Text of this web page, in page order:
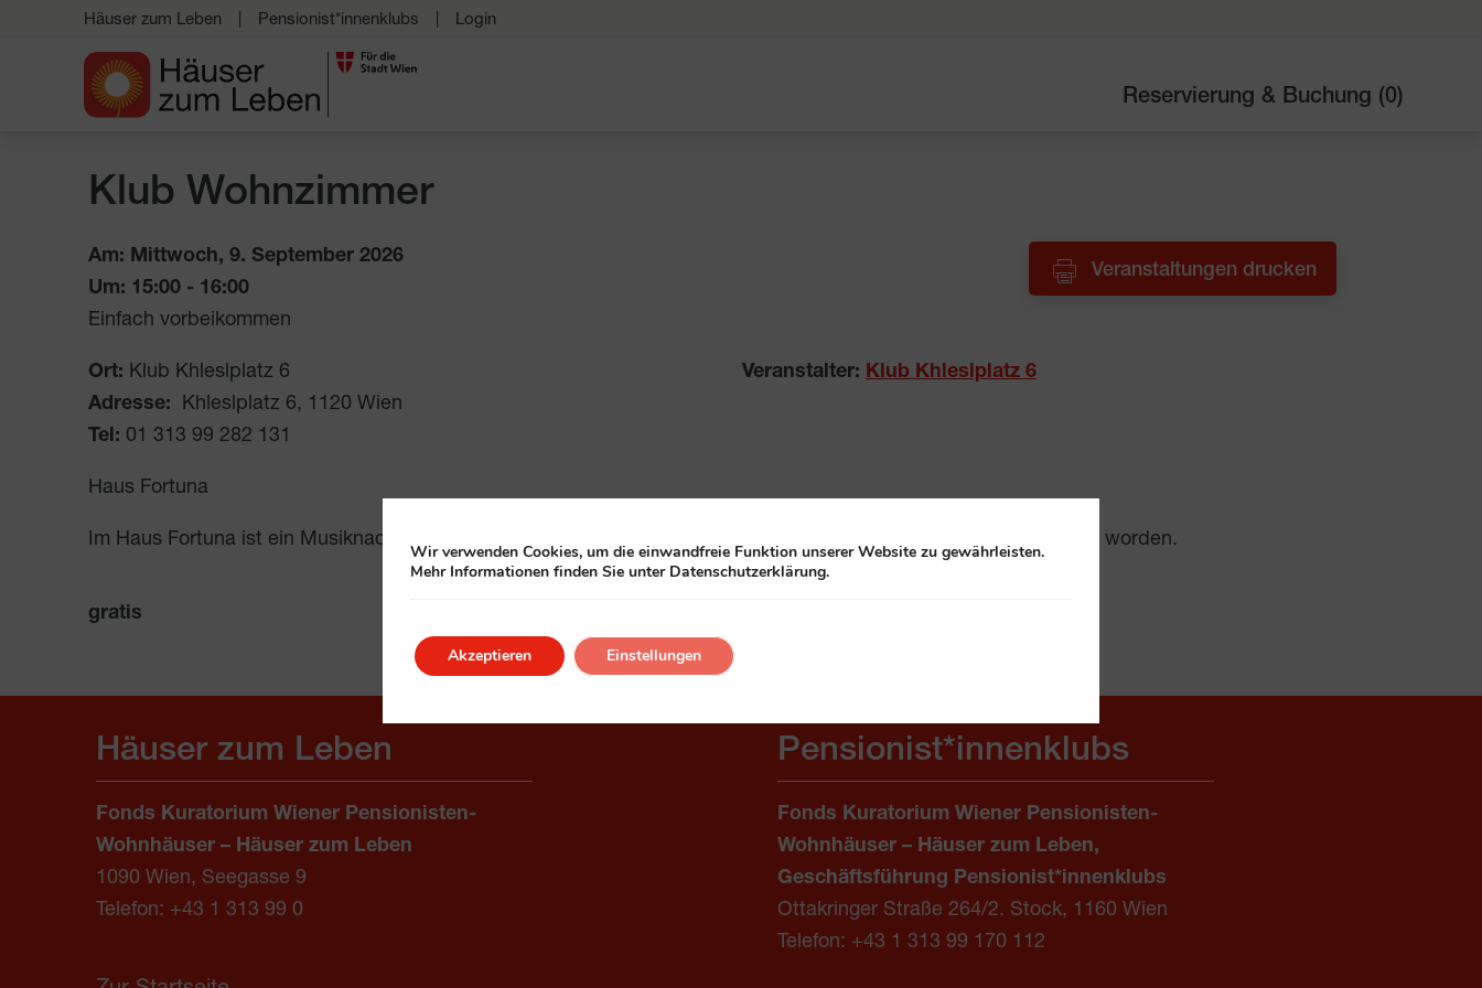
Häuser zum Leben Pensionist*innenklubs Login
Reservierung & Buchung (0)
Klub Wohnzimmer
Veranstaltungen drucken
Am: Mittwoch, 9. September 2026
Um: 15:00 - 16:00
Einfach vorbeikommen
Ort: Klub Khleslplatz 6
Adresse:
Khleslplatz 6, 1120 Wien
Tel: 01 313 99 282 131
Veranstalter: Klub Khleslplatz 6
Haus Fortuna
Im Haus Fortuna ist ein Musiknachmittag von 15-16 Uhr im Gasthaus, daher ist das Klubleben im 2. Stock verlegt worden.
gratis
Häuser zum Leben
Fonds Kuratorium Wiener Pensionisten-
Wohnhäuser – Häuser zum Leben
1090 Wien, Seegasse 9
Telefon: +43 1 313 99 0
Pensionist*innenklubs
Fonds Kuratorium Wiener Pensionisten-
Wohnhäuser – Häuser zum Leben,
Geschäftsführung Pensionist*innenklubs
Ottakringer Straße 264/2. Stock, 1160 Wien
Telefon: +43 1 313 99 170 112
Wir verwenden Cookies, um die einwandfreie Funktion unserer Website zu gewährleisten.
Mehr Informationen finden Sie unter Datenschutzerklärung.
Akzeptieren Einstellungen